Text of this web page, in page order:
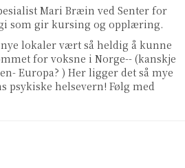
Mari Bræin ved Senter for
som gir kursing og opplæring.
lokaler vært så heldig å kunne
for voksne i Norge-- (kanskje
Europa? ) Her ligger det så mye
psykiske helsevern! Følg med